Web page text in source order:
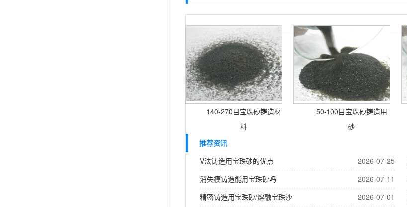
140-270目宝珠砂铸造材
料
50-100目宝珠砂铸造用
砂
推荐资讯
2026-07-25
V法铸造用宝珠砂的优点
2026-07-11
消失模铸造能用宝珠砂吗
2026-07-01
精密铸造用宝珠砂/熔融宝珠沙